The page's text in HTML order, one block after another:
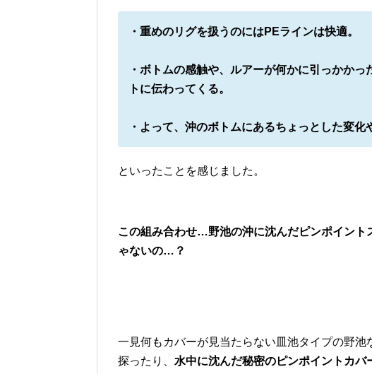
・重めのリグを扱うのにはPEラインは快適。
・ボトムの感触や、ルアーが何かに引っかか
トに伝わってくる。
・よって、沖のボトムにあるちょっとした変化
といったことを感じました。
この組み合わせ…野池の沖に沈んだピンポイント
ゃないの…？
一見何もカバーが見当たらない皿池タイプの野
探ったり、 水中に沈んだ秘密のピンポイントカ